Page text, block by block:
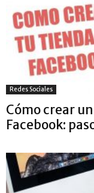
Redes Sociales
Cómo crear
Facebook: